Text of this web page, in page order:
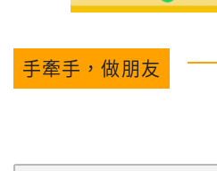
手牽手，做朋友